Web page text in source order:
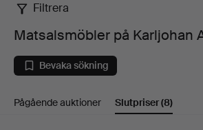
Matsalsmöbler
på
Karljohan
Auktioner
Filtrera
Matsalsmöbler på Karljohan
Bevaka sökning
Pågående auktioner Slutpriser(8)